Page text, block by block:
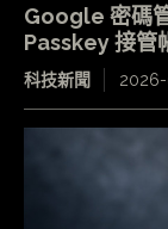
Google 密碼
Passkey 接管
科技新聞